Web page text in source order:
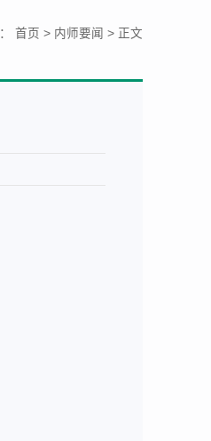
首页 > 内师要闻 > 正文